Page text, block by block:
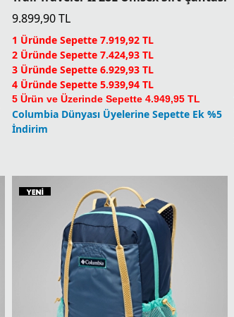
9.899,90TL
1 Üründe Sepette 7.919,92 TL
2 Üründe Sepette 7.424,93 TL
3 Üründe Sepette 6.929,93 TL
4 Üründe Sepette 5.939,94 TL
5 Ürün ve Üzerinde Sepette 4.949,95 TL
Columbia Dünyası Üyelerine Sepette Ek %5
İndirim